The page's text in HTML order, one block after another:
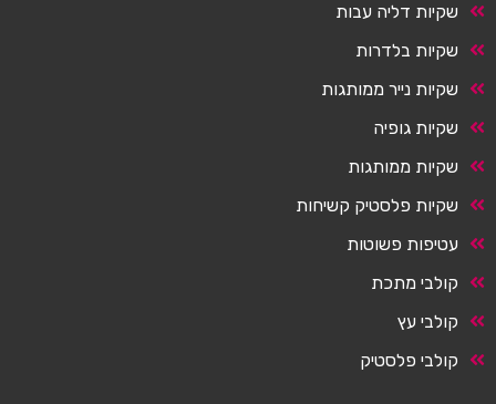
שקיות דליה עבות
שקיות בלדרות
שקיות נייר ממותגות
שקיות גופיה
שקיות ממותגות
שקיות פלסטיק קשיחות
עטיפות פשוטות
קולבי מתכת
קולבי עץ
קולבי פלסטיק